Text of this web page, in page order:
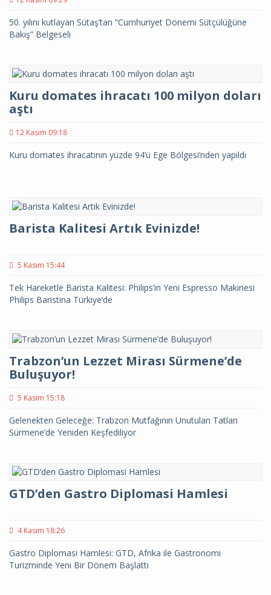
50. yılını kutlayan Sütaş’tan “Cumhuriyet Dönemi Sütçülüğüne
Bakış” Belgeseli
Kuru domates ihracatı 100 milyon doları
aştı
12 Kasım 09:18
Kuru domates ihracatının yüzde 94’ü Ege Bölgesi’nden yapıldı
Barista Kalitesi Artık Evinizde!
5 Kasım 15:44
Tek Hareketle Barista Kalitesi: Philips’in Yeni Espresso Makinesi
Philips Baristina Türkiye’de
Trabzon’un Lezzet Mirası Sürmene’de
Buluşuyor!
5 Kasım 15:18
Gelenekten Geleceğe: Trabzon Mutfağının Unutulan Tatları
Sürmene’de Yeniden Keşfediliyor
GTD’den Gastro Diplomasi Hamlesi
4 Kasım 18:26
Gastro Diplomasi Hamlesi: GTD, Afrika ile Gastronomi
Turizminde Yeni Bir Dönem Başlattı